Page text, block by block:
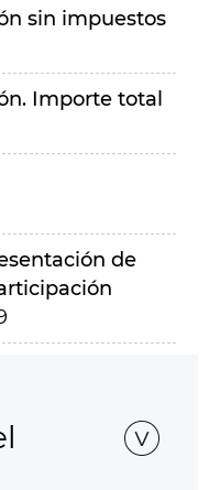
sin impuestos
Importe total
de